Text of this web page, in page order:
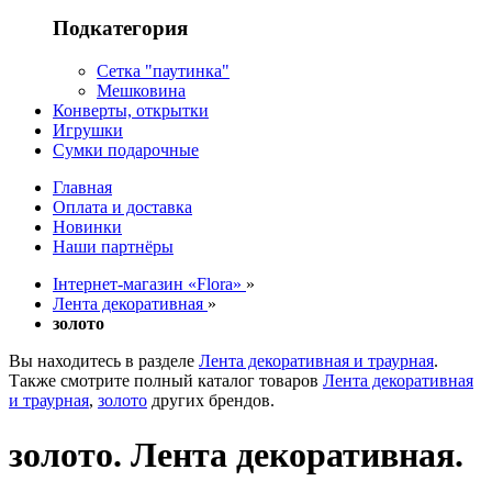
Подкатегория
Сетка "паутинка"
Мешковина
Конверты, открытки
Игрушки
Сумки подарочные
Главная
Оплата и доставка
Новинки
Наши партнёры
Інтернет-магазин «Flora» »
Лента декоративная »
золото
Вы находитесь в разделе Лента декоративная и траурная.
Также смотрите полный каталог товаров Лента декоративная
и траурная, золото других брендов.
золото. Лента декоративная.